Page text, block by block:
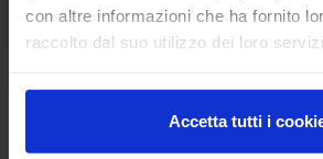
con altre informazioni che ha fornito
raccolto dal suo utilizzo dei loro servizi.
Accetta tutti i
[Data di